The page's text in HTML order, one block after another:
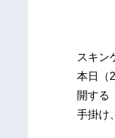
スキン
本日（
開する
手掛け